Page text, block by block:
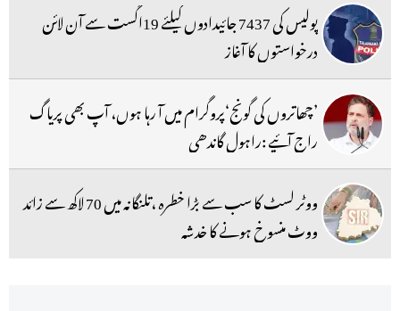
پولیس کی 7437 جائیدادوں کیلئے 19اگست سے آن لائن
درخواستوں کا آغاز
’چھاتروں کی گونج‘پروگرام میں آ رہا ہوں، آپ بھی پریاگ
راج آئیے :راہول گاندھی
ووٹر لسٹ کا سب سے بڑا خطرہ ،تلنگانہ میں 70 لاکھ سے زائد
ووٹ منسوخ ہونے کا خدشہ